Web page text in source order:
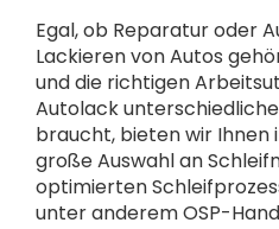
Egal, ob Reparatur oder
Lackieren von Autos
und die richtigen
Autolack
braucht, bieten wir Ihnen
große Auswahl an
optimierten
unter anderem OSP-